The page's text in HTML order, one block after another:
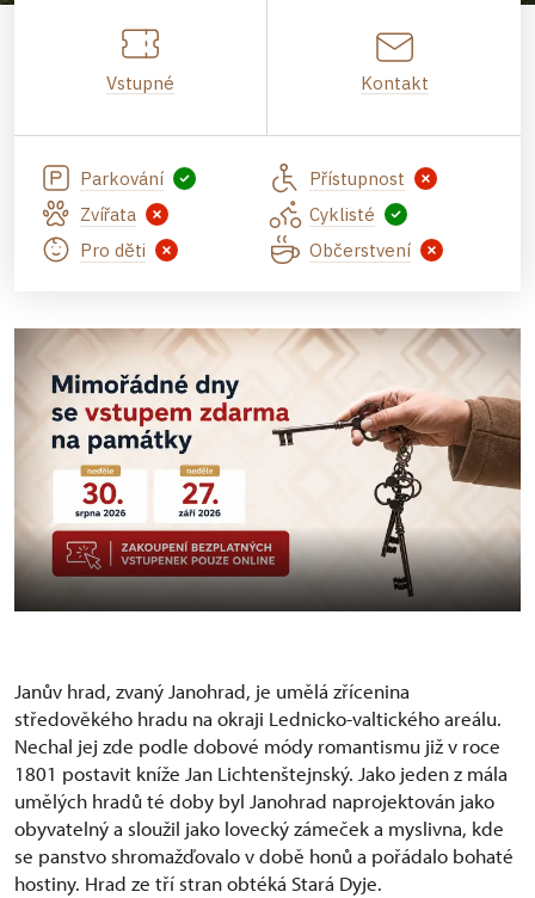
Vstupné Kontakt
Parkování
Přístupnost
Zvířata
Cyklisté
Pro děti
Občerstvení
Janův hrad, zvaný Janohrad, je umělá zřícenina
středověkého hradu na okraji Lednicko-valtického areálu.
Nechal jej zde podle dobové módy romantismu již v roce
1801 postavit kníže Jan Lichtenštejnský. Jako jeden z mála
umělých hradů té doby byl Janohrad naprojektován jako
obyvatelný a sloužil jako lovecký zámeček a myslivna, kde
se panstvo shromažďovalo v době honů a pořádalo bohaté
hostiny. Hrad ze tří stran obtéká Stará Dyje.